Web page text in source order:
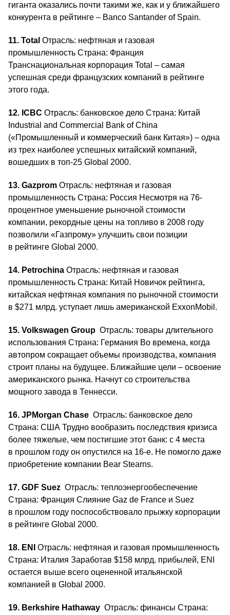
гиганта оказались почти такими же, как и у ближайшего
конкурента в рейтинге – Banco Santander of Spain.
11. Total Отрасль: нефтяная и газовая
промышленность Страна: Франция
Транснациональная корпорация Total – самая
успешная среди французских компаний в рейтинге
этого года.
12. ICBC Отрасль: банковское дело Страна: Китай
Industrial and Commercial Bank of China
(«Промышленный и коммерческий банк Китая») – одна
из трех наиболее успешных китайский компаний,
вошедших в топ-25 Global 2000.
13. Gazprom Отрасль: нефтяная и газовая
промышленность Страна: Россия Несмотря на 76-
процентное уменьшение рыночной стоимости
компании, рекордные цены на топливо в 2008 году
позволили «Газпрому» улучшить свои позиции
в рейтинге Global 2000.
14. Petrochina Отрасль: нефтяная и газовая
промышленность Страна: Китай Новичок рейтинга,
китайская нефтяная компания по рыночной стоимости
в $271 млрд. уступает лишь американской ExxonMobil.
15. Volkswagen Group Отрасль: товары длительного
использования Страна: Германия Во времена, когда
автопром сокращает объемы производства, компания
строит планы на будущее. Ближайшие цели – освоение
американского рынка. Начнут со строительства
мощного завода в Теннесси.
16. JPMorgan Chase Отрасль: банковское дело
Страна: США Трудно вообразить последствия кризиса
более тяжелые, чем постигшие этот банк: с 4 места
в прошлом году он опустился на 16‑е. Не помогло даже
приобретение компании Bear Stearns.
17. GDF Suez Отрасль: теплоэнергообеспечение
Страна: Франция Слияние Gaz de France и Suez
в прошлом году поспособствовало прыжку корпорации
в рейтинге Global 2000.
18. ENI Отрасль: нефтяная и газовая промышленность
Страна: Италия Заработав $158 млрд. прибылей, ENI
остается выше всего оцененной итальянской
компанией в Global 2000.
19. Berkshire Hathaway Отрасль: финансы Страна: